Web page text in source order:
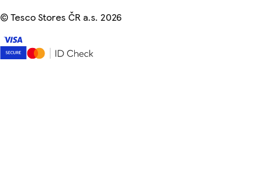
©Tesco Stores ČR a.s. 2026